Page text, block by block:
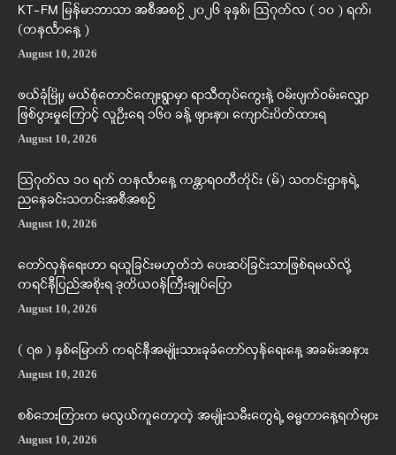
KT-FM မြန်မာဘာသာ အစီအစဉ် ၂၀၂၆ ခုနှစ်၊ ဩဂုတ်လ ( ၁၀ ) ရက်၊
(တနင်္လာနေ့ )
August 10, 2026
ဖယ်ခုံမြို့၊ မယ်စုံတောင်ကျေးရွာမှာ ရာသီတုပ်ကွေးနဲ့ ဝမ်းပျက်ဝမ်းလျှော
ဖြစ်ပွားမှုကြောင့် လူဦးရေ ၁၆၀ ခန့် ဖျားနာ၊ ကျောင်းပိတ်ထားရ
August 10, 2026
ဩဂုတ်လ ၁၀ ရက် တနင်္လာနေ့ ကန္တာရဝတီတိုင်း (မ်) သတင်းဌာနရဲ့
ညနေခင်းသတင်းအစီအစဉ်
August 10, 2026
တော်လှန်ရေးဟာ ရယူခြင်းမဟုတ်ဘဲ ပေးဆပ်ခြင်းသာဖြစ်ရမယ်လို့
ကရင်နီပြည်အစိုးရ ဒုတိယဝန်ကြီးချုပ်ပြော
August 10, 2026
( ၇၈ ) နှစ်မြောက် ကရင်နီအမျိုးသားခုခံတော်လှန်ရေးနေ့ အခမ်းအနား
August 10, 2026
စစ်ဘေးကြားက မလွယ်ကူတော့တဲ့ အမျိုးသမီးတွေရဲ့ ဓမ္မတာနေ့ရက်များ
August 10, 2026